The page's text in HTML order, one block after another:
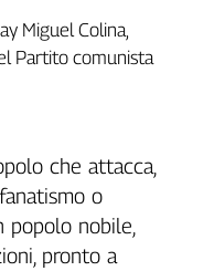
Miguel Colina,
Partito comunista
che attacca,
o
popolo nobile,
pronto a